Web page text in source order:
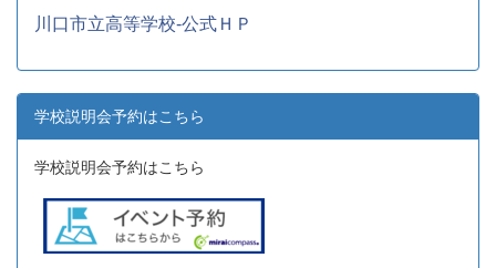
川口市立高等学校-公式ＨＰ
学校説明会予約はこちら
学校説明会予約はこちら